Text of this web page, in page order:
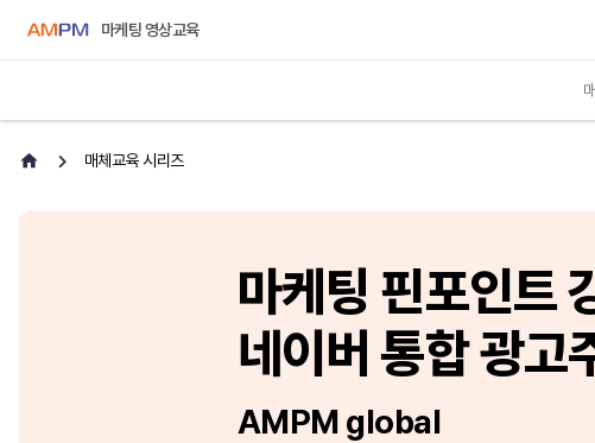
마케팅 영상교육
매체교육 시리즈
마케팅 핀포인트
네이버 통합 광고
AMPM global